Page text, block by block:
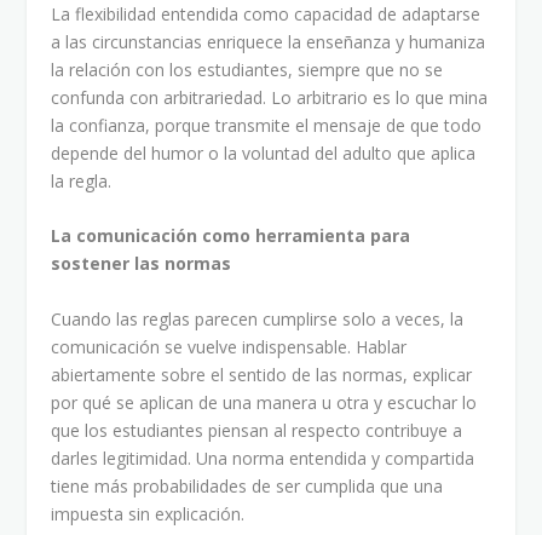
La flexibilidad entendida como capacidad de adaptarse
a las circunstancias enriquece la enseñanza y humaniza
la relación con los estudiantes, siempre que no se
confunda con arbitrariedad. Lo arbitrario es lo que mina
la confianza, porque transmite el mensaje de que todo
depende del humor o la voluntad del adulto que aplica
la regla.
La comunicación como herramienta para
sostener las normas
Cuando las reglas parecen cumplirse solo a veces, la
comunicación se vuelve indispensable. Hablar
abiertamente sobre el sentido de las normas, explicar
por qué se aplican de una manera u otra y escuchar lo
que los estudiantes piensan al respecto contribuye a
darles legitimidad. Una norma entendida y compartida
tiene más probabilidades de ser cumplida que una
impuesta sin explicación.